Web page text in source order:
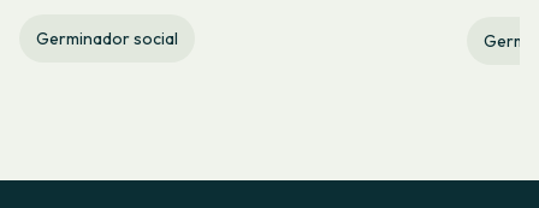
Germinador social